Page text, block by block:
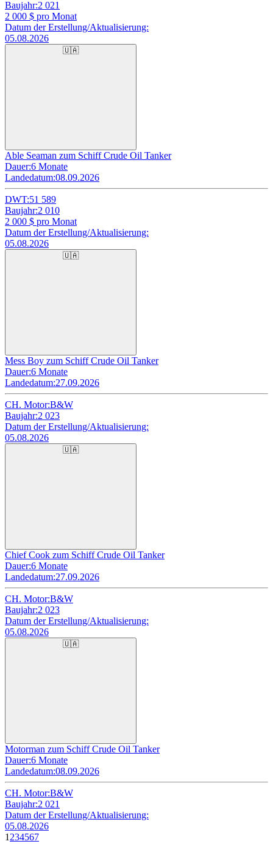
Baujahr:2 021
2 000 $ pro Monat
Datum der Erstellung/Aktualisierung:
05.08.2026
🇺🇦
Able Seaman zum Schiff Crude Oil Tanker
Dauer:6 Monate
Landedatum:08.09.2026
DWT:51 589
Baujahr:2 010
2 000 $ pro Monat
Datum der Erstellung/Aktualisierung:
05.08.2026
🇺🇦
Mess Boy zum Schiff Crude Oil Tanker
Dauer:6 Monate
Landedatum:27.09.2026
CH. Motor:B&W
Baujahr:2 023
Datum der Erstellung/Aktualisierung:
05.08.2026
🇺🇦
Chief Cook zum Schiff Crude Oil Tanker
Dauer:6 Monate
Landedatum:27.09.2026
CH. Motor:B&W
Baujahr:2 023
Datum der Erstellung/Aktualisierung:
05.08.2026
🇺🇦
Motorman zum Schiff Crude Oil Tanker
Dauer:6 Monate
Landedatum:08.09.2026
CH. Motor:B&W
Baujahr:2 021
Datum der Erstellung/Aktualisierung:
05.08.2026
1 234567